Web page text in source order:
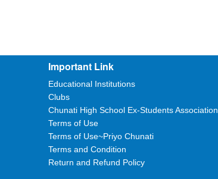
Important Link
Educational Institutions
Clubs
Chunati High School Ex-Students Association
Terms of Use
Terms of Use~Priyo Chunati
Terms and Condition
Return and Refund Policy